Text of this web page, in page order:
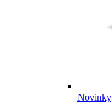
Novinky